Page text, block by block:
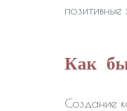
Как
Создание